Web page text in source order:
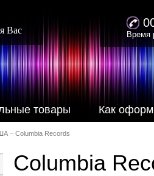
Вас Время
товары Как
– Columbia Records
Columbia